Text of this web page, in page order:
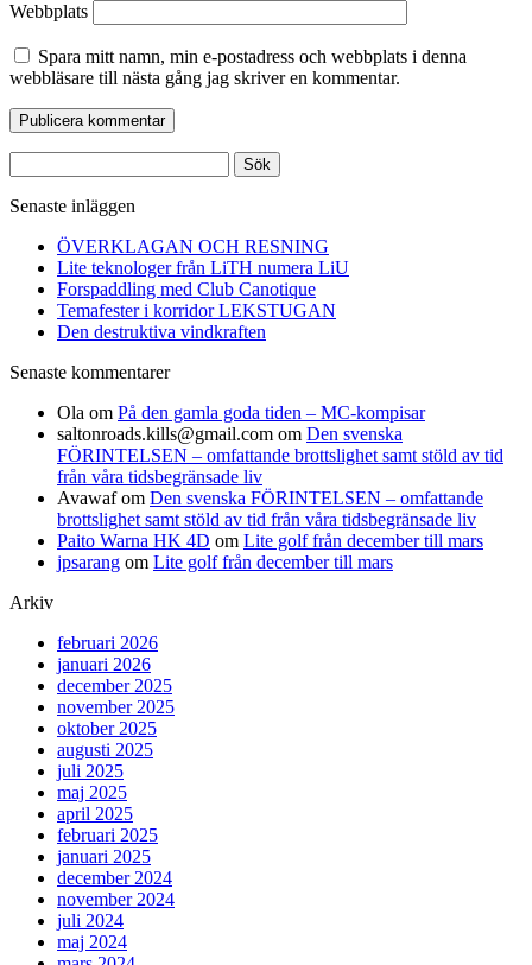
Webbplats
Spara mitt namn, min e-postadress och webbplats i denna
webbläsare till nästa gång jag skriver en kommentar.
efter:
Senaste inläggen
ÖVERKLAGAN OCH RESNING
Lite teknologer från LiTH numera LiU
Forspaddling med Club Canotique
Temafester i korridor LEKSTUGAN
Den destruktiva vindkraften
Senaste kommentarer
Ola om På den gamla goda tiden – MC-kompisar
saltonroads.kills@gmail.com om Den svenska
FÖRINTELSEN – omfattande brottslighet samt stöld av tid
från våra tidsbegränsade liv
Avawafom Den svenska FÖRINTELSEN – omfattande
brottslighet samt stöld av tid från våra tidsbegränsade liv
Paito Warna HK 4D om Lite golf från december till mars
jpsarang om Lite golf från december till mars
Arkiv
februari 2026
januari 2026
december 2025
november 2025
oktober 2025
augusti 2025
juli 2025
maj 2025
april 2025
februari 2025
januari 2025
december 2024
november 2024
juli 2024
maj 2024